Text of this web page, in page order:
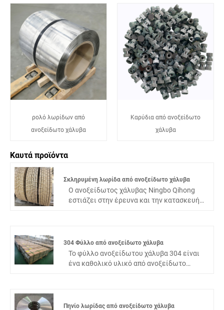
ρολό λωρίδων από
ανοξείδωτο χάλυβα
Καρύδια από ανοξείδωτο
χάλυβα
Καυτά προϊόντα
Σκληρυμένη λωρίδα από ανοξείδωτο χάλυβα
Ο ανοξείδωτος χάλυβας Ningbo Qihong
εστιάζει στην έρευνα και την κατασκευή
ακριβείας και ένα πλήρες σύστημα
εφοδιαστικής αλυσίδας, δημιουργήσαμε
λωρίδες μαρτενσιτικού σκληρυμένου
304 Φύλλο από ανοξείδωτο χάλυβα
Το φύλλο ανοξείδωτου χάλυβα 304 είναι
ένα καθολικό υλικό από ανοξείδωτο
αντίσταση σε υψηλές θερμοκρασίες είναι
Πηνίο λωρίδας από ανοξείδωτο χάλυβα